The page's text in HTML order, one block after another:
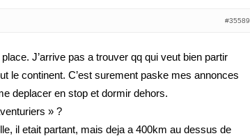
#35589
J’arrive pas a trouver qq qui veut bien partir
le continent. C’est surement paske mes annonces
deplacer en stop et dormir dehors.
» ?
il etait partant, mais deja a 400km au dessus de